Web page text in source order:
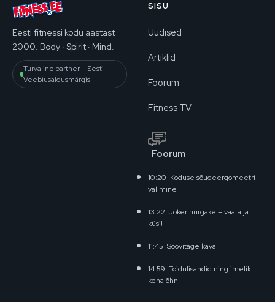
Eesti fitnessi kodu aastast
2000. Body · Spirit · Mind.
Turvaline partner — Eesti
Veebiusaldusmärgis
SISU
Uudised
Artiklid
Foorum
Fitness TV
Foorum
10:20 Koduse sõudeergomeetri
valimine
13:22 Joker nurgake – vaata ja
küsi!
11:45 Soovitage kava
14:59 Toidulisandid ning imelik
kehalõhn